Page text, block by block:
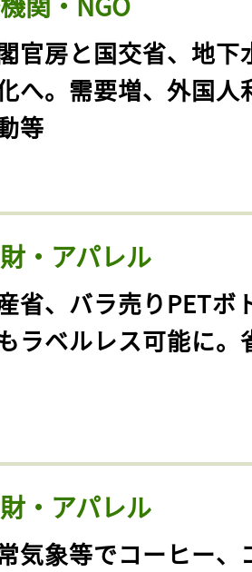
官房と国交省、地下
へ。需要増、外国人
等
・アパレル
省、バラ売りPETボ
ラベルレス可能に。
・アパレル
気象等でコーヒー、